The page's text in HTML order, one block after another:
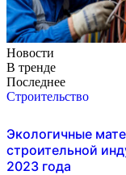
Новости
В тренде
Последнее
Строительство
Экологичные
строительной
2023 года